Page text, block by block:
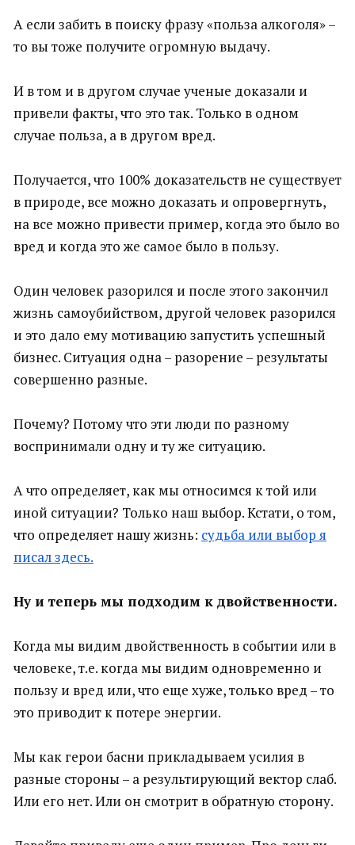
А если забить в поиску фразу «польза алкоголя» –
то вы тоже получите огромную выдачу.
И в том и в другом случае ученые доказали и
привели факты, что это так. Только в одном
случае польза, а в другом вред.
Получается, что 100% доказательств не существует
в природе, все можно доказать и опровергнуть,
на все можно привести пример, когда это было во
вред и когда это же самое было в пользу.
Один человек разорился и после этого закончил
жизнь самоубийством, другой человек разорился
и это дало ему мотивацию запустить успешный
бизнес. Ситуация одна – разорение – результаты
совершенно разные.
Почему? Потому что эти люди по разному
воспринимали одну и ту же ситуацию.
А что определяет, как мы относимся к той или
иной ситуации? Только наш выбор. Кстати, о том,
что определяет нашу жизнь: судьба или выбор я
писал здесь.
Ну и теперь мы подходим к двойственности.
Когда мы видим двойственность в событии или в
человеке, т.е. когда мы видим одновременно и
пользу и вред или, что еще хуже, только вред – то
это приводит к потере энергии.
Мы как герои басни прикладываем усилия в
разные стороны – а результирующий вектор слаб.
Или его нет. Или он смотрит в обратную сторону.